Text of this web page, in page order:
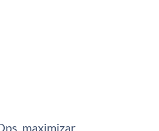
maximizar